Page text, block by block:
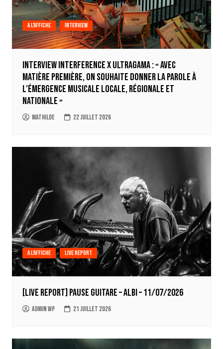
A l'affiche Interview
Interview Interference x Ultragama : « Avec
Matière Première, on souhaite donner la parole à
l’émergence musicale locale, régionale et
nationale »
Mathilde 22 juillet 2026
A l'affiche Live report
[LIVE REPORT] Pause Guitare – Albi – 11/07/2026
Admin WP 21 juillet 2026